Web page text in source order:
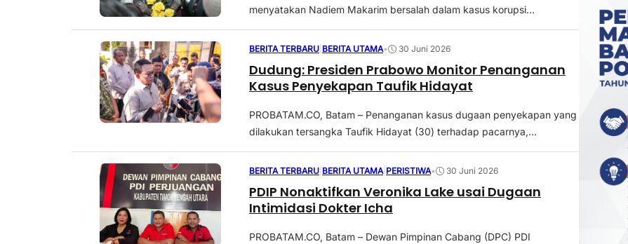
menyatakan Nadiem Makarim bersalah dalam kasus korupsi...
BERITA TERBARU BERITA UTAMA• 30 Juni 2026
Dudung: Presiden Prabowo Monitor Penanganan
Kasus Penyekapan Taufik Hidayat
PROBATAM.CO, Batam – Penanganan kasus dugaan penyekapan yang
dilakukan tersangka Taufik Hidayat (30) terhadap pacarnya,...
BERITA TERBARU BERITA UTAMA PERISTIWA• 30 Juni 2026
PDIP Nonaktifkan Veronika Lake usai Dugaan
Intimidasi Dokter Icha
PROBATAM.CO, Batam – Dewan Pimpinan Cabang (DPC) PDI